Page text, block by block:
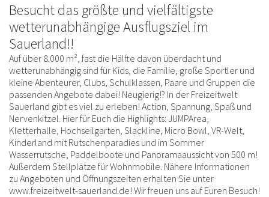
Besucht das größte und vielfältigste
wetterunabhängige Ausflugsziel im
Sauerland!!
Auf über 8.000 m², fast die Hälfte davon überdacht und
wetterunabhängig sind für Kids, die Familie, große Sportler und
kleine Abenteurer, Clubs, Schulklassen, Paare und Gruppen die
passenden Angebote dabei! Neugierig!? In der Freizeitwelt
Sauerland gibt es viel zu erleben! Action, Spannung, Spaß und
Nervenkitzel. Hier für Euch die Highlights: JUMPArea,
Kletterhalle, Hochseilgarten, Slackline, Micro Bowl, VR-Welt,
Kinderland mit Rutschenparadies und im Sommer
Wasserrutsche, Paddelboote und Panoramaaussicht von 500 m!
Außerdem Stellplätze für Wohnmobile. Nähere Informationen
zu Angeboten und Öffnungszeiten erhalten Sie unter
www.freizeitwelt-sauerland.de! Wir freuen uns auf Euren Besuch!